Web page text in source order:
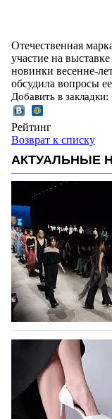
Отечественная
участие на
новинки весенне-
обсудила вопросы
Добавить в закладки:
Рейтинг
Возврат к списку
АКТУАЛЬНЫЕ
На участие в
подано 1047
На участие в